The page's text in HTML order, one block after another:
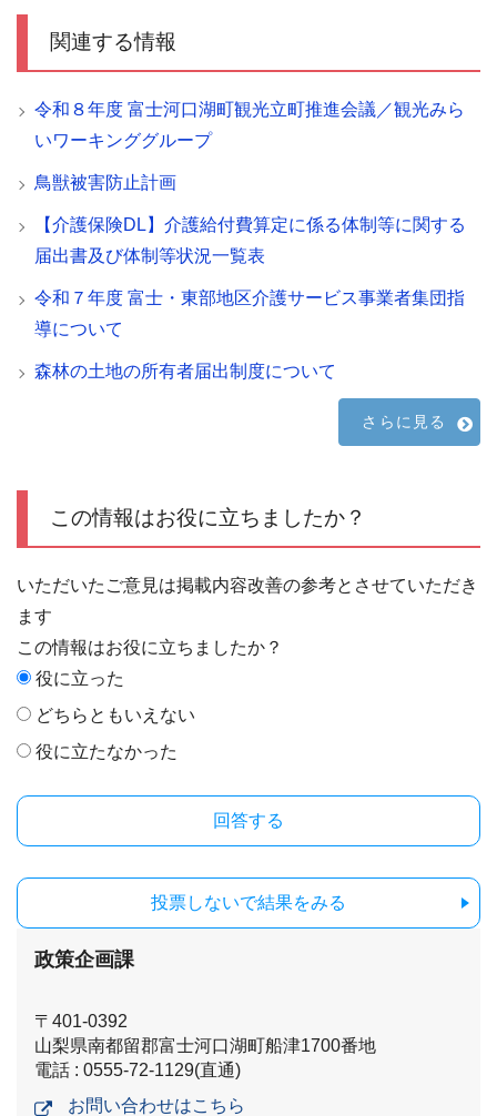
関連する情報
令和８年度 富士河口湖町観光立町推進会議／観光みら
いワーキンググループ
鳥獣被害防止計画
【介護保険DL】介護給付費算定に係る体制等に関する
届出書及び体制等状況一覧表
令和７年度 富士・東部地区介護サービス事業者集団指
導について
森林の土地の所有者届出制度について
さらに見る
この情報はお役に立ちましたか？
いただいたご意見は掲載内容改善の参考とさせていただき
ます
この情報はお役に立ちましたか？
役に立った
どちらともいえない
役に立たなかった
投票しないで結果をみる
政策企画課
〒401-0392
山梨県南都留郡富士河口湖町船津1700番地
電話 : 0555-72-1129(直通)
お問い合わせはこちら